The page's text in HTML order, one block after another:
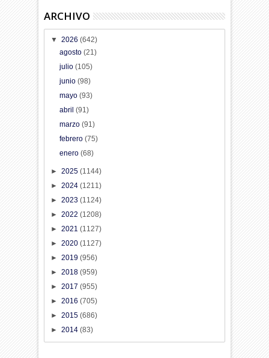
ARCHIVO
▼2026(642)
agosto (21)
julio (105)
junio (98)
mayo (93)
abril (91)
marzo (91)
febrero (75)
enero (68)
►2025(1144)
►2024(1211)
►2023(1124)
►2022(1208)
►2021(1127)
►2020(1127)
►2019(956)
►2018(959)
►2017(955)
►2016(705)
►2015(686)
►2014(83)